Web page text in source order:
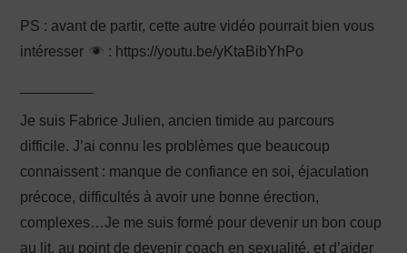
PS : avant de partir, cette autre vidéo pourrait bien vous
intéresser
: https://youtu.be/yKtaBibYhPo
Je suis Fabrice Julien, ancien timide au parcours
difficile. J’ai connu les problèmes que beaucoup
connaissent : manque de confiance en soi, éjaculation
précoce, difficultés à avoir une bonne érection,
complexes…Je me suis formé pour devenir un bon coup
au lit, au point de devenir coach en sexualité, et d’aider